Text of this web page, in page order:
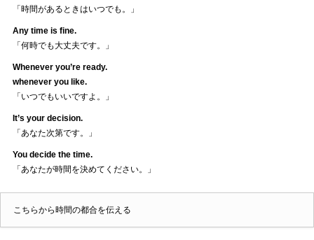
「時間があるときはいつでも。」
Any time is fine.
「何時でも大丈夫です。」
Whenever you’re ready.
whenever you like.
「いつでもいいですよ。」
It’s your decision.
「あなた次第です。」
You decide the time.
「あなたが時間を決めてください。」
こちらから時間の都合を伝える